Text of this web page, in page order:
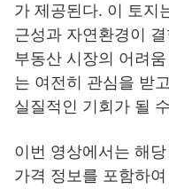
가 제공된다. 이 토지
근성과 자연환경이
부동산 시장의 어려
는 여전히 관심을 받
실질적인 기회가 될
이번 영상에서는 해
가격 정보를 포함하